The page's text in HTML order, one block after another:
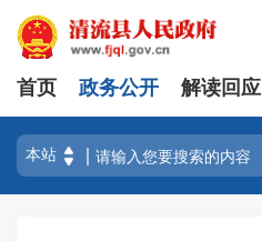
首页 政务公开 解读回应